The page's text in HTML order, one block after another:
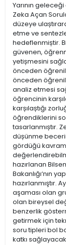
Yarının
Zeka Açan
düzeye
etme ve
hedeflenmiștir.
güvenen,
yetișmesini
önceden
önceden
analiz etmesi
öğrencinin
karșılaștığı
öğrendiklerini
tasarlanmıștır.
düșünme
gördüğü
hazırlanan
Bakanlığı‘nın
hazırlanmıştır.
aşaması olan
olan bireysel
benzerlik
getirmek için
soru tipleri bol
katkı